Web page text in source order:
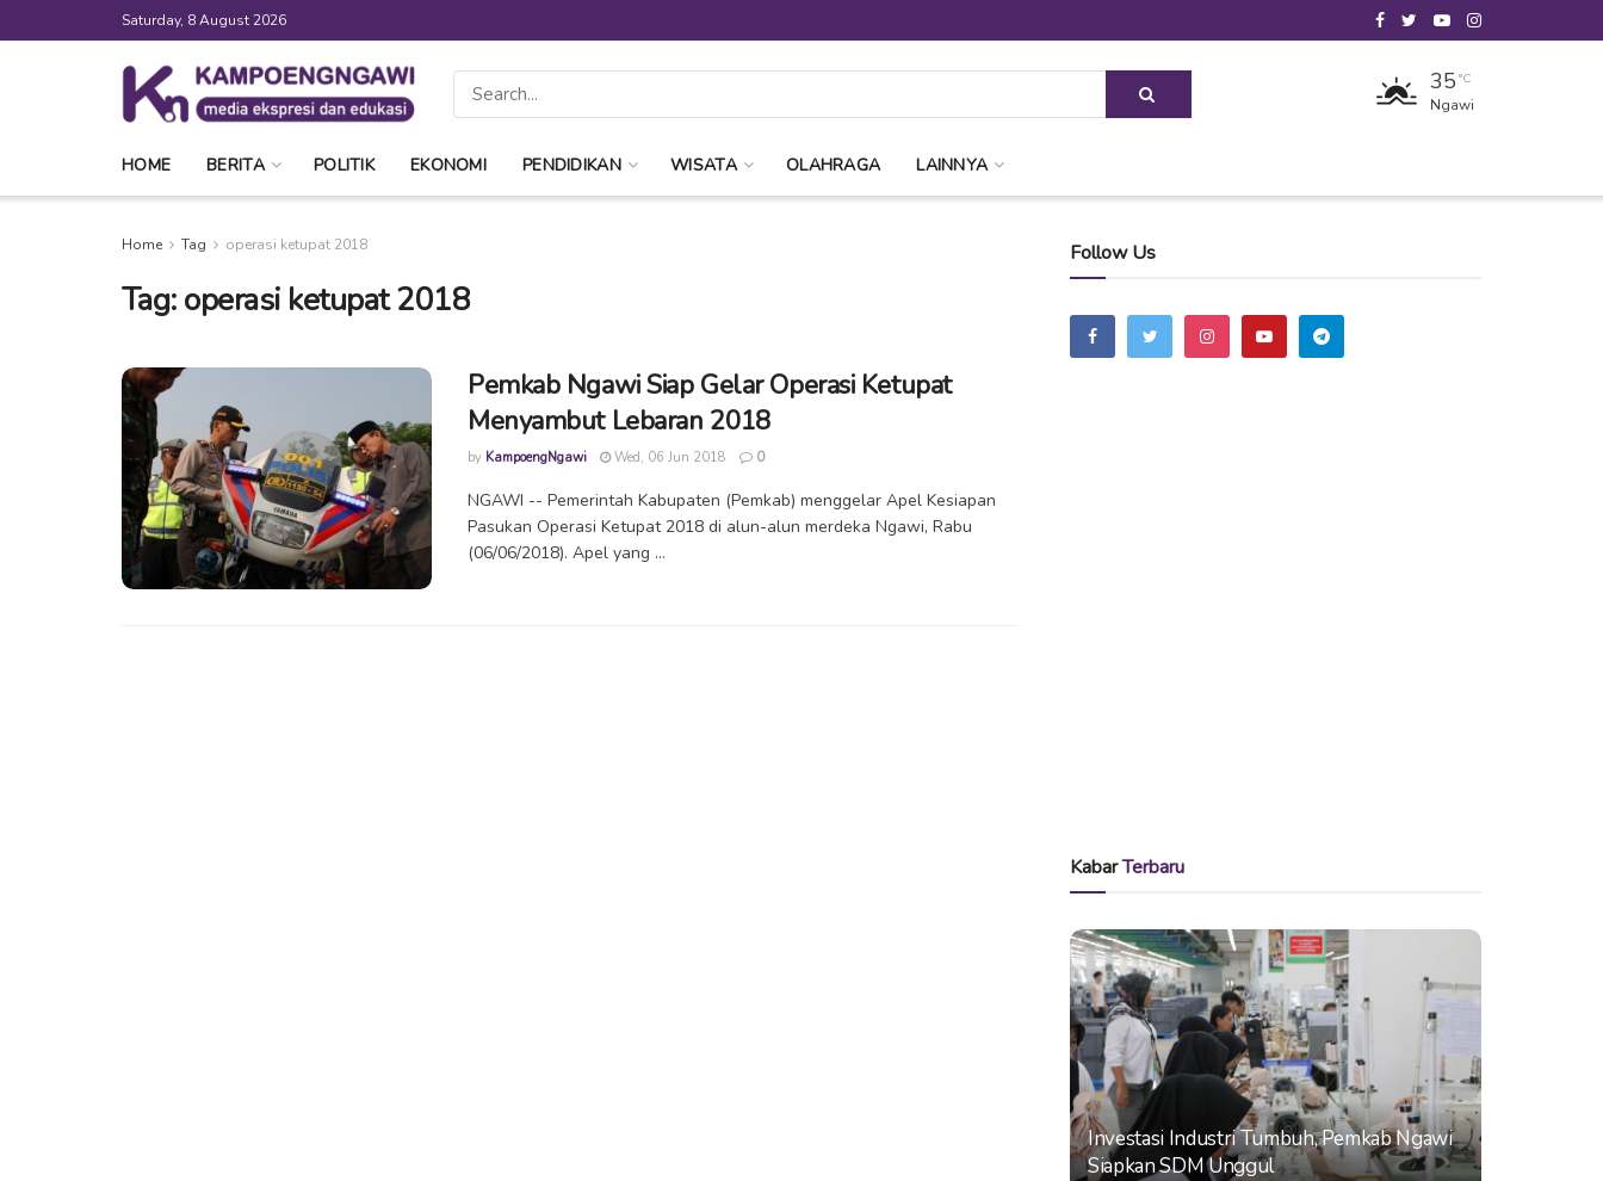
Saturday, 8 August 2026
35 °C
Ngawi
HOME BERITA POLITIK EKONOMI PENDIDIKAN WISATA OLAHRAGA LAINNYA
Home Tag operasi ketupat 2018
Tag: operasi ketupat 2018
Pemkab Ngawi Siap Gelar Operasi Ketupat
Menyambut Lebaran 2018
by KampoengNgawi Wed, 06 Jun 2018 0
NGAWI -- Pemerintah Kabupaten (Pemkab) menggelar Apel Kesiapan
Pasukan Operasi Ketupat 2018 di alun-alun merdeka Ngawi, Rabu
(06/06/2018). Apel yang ...
Follow Us
KabarTerbaru
Investasi Industri Tumbuh, Pemkab Ngawi
Siapkan SDM Unggul